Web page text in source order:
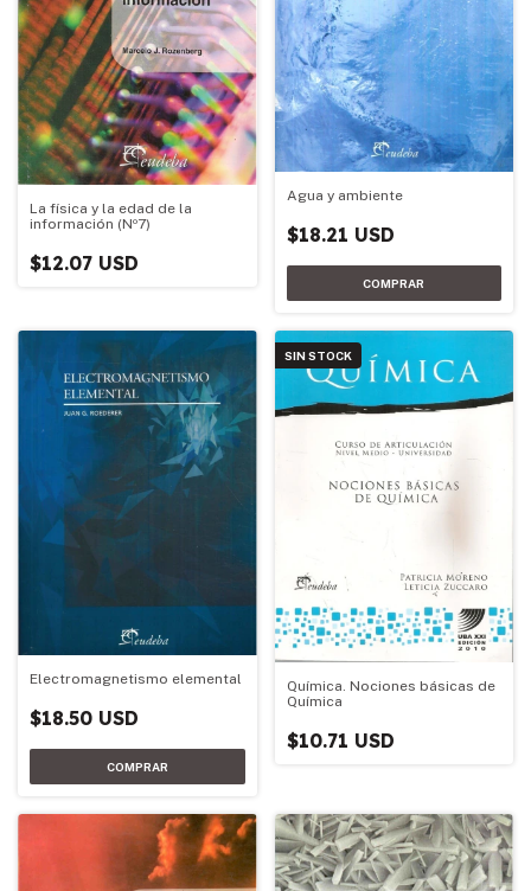
La física y la edad de la
información (Nº7)
$12.07 USD
Agua y ambiente
$18.21 USD
Electromagnetismo elemental
$18.50 USD
SIN STOCK
Química. Nociones básicas de
Química
$10.71 USD